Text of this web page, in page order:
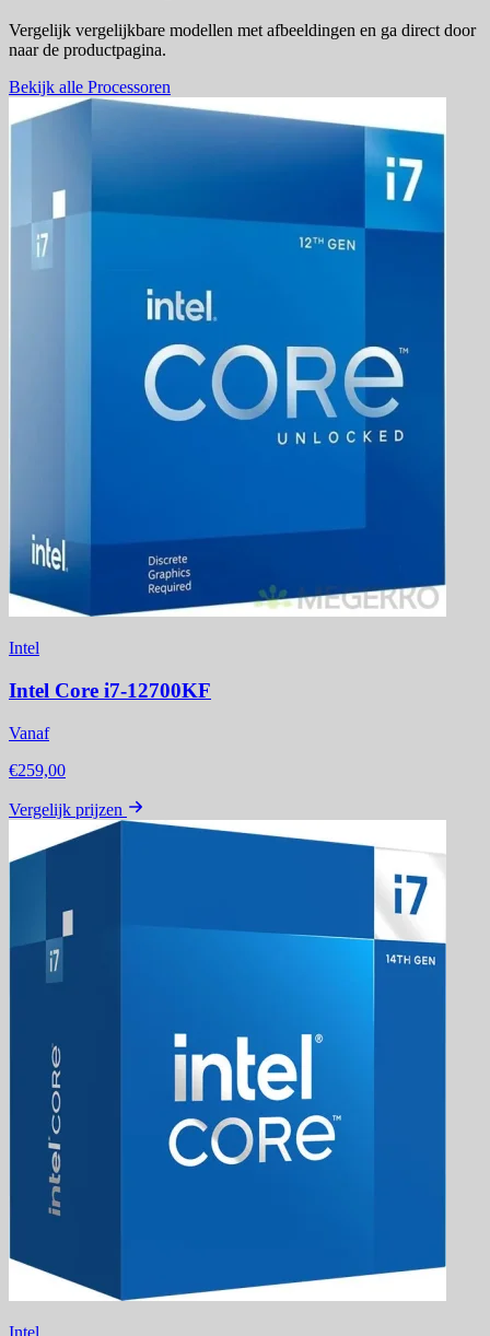
Vergelijk vergelijkbare modellen met afbeeldingen en ga direct door
naar de productpagina.
Bekijk alle Processoren
Intel
Intel Core i7-12700KF
Vanaf
€259,00
Vergelijk prijzen
Intel